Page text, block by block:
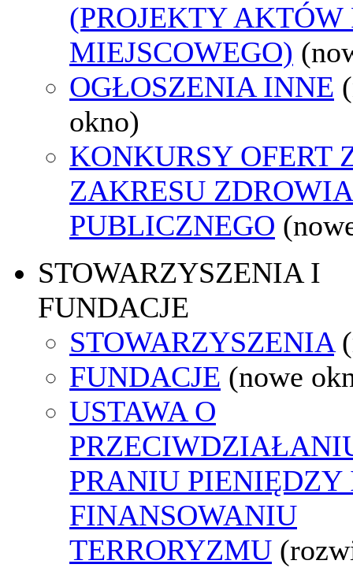
(PROJEKTY AKTÓW
MIEJSCOWEGO)
OGŁOSZENIA INNE
okno)
KONKURSY OFERT
ZAKRESU ZDROWIA
PUBLICZNEGO
STOWARZYSZENIA I
FUNDACJE
STOWARZYSZENIA
FUNDACJE (nowe
USTAWA O
PRANIU PIENIĘDZY
FINANSOWANIU
TERRORYZMU